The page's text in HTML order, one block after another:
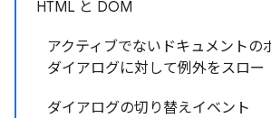
HTML と DOM
アクティブでないドキュメントの
ダイアログに対して例外をスロー
ダイアログの切り替えイベント